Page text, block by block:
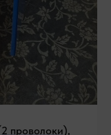
проволоки),